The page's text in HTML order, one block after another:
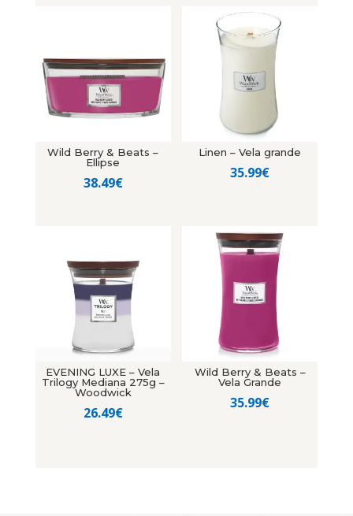
Wild Berry & Beats –
Ellipse
38.49€
Linen – Vela grande
35.99€
EVENING LUXE – Vela
Trilogy Mediana 275g –
Woodwick
26.49€
Wild Berry & Beats –
Vela Grande
35.99€